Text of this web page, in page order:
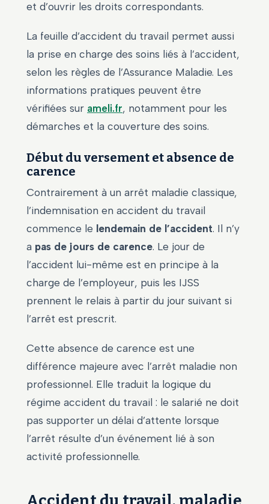
et d’ouvrir les droits correspondants.
La feuille d’accident du travail permet aussi
la prise en charge des soins liés à l’accident,
selon les règles de l’Assurance Maladie. Les
informations pratiques peuvent être
vérifiées sur ameli.fr, notamment pour les
démarches et la couverture des soins.
Début du versement et absence de
carence
Contrairement à un arrêt maladie classique,
l’indemnisation en accident du travail
commence le lendemain de l’accident. Il n’y
a pas de jours de carence. Le jour de
l’accident lui-même est en principe à la
charge de l’employeur, puis les IJSS
prennent le relais à partir du jour suivant si
l’arrêt est prescrit.
Cette absence de carence est une
différence majeure avec l’arrêt maladie non
professionnel. Elle traduit la logique du
régime accident du travail : le salarié ne doit
pas supporter un délai d’attente lorsque
l’arrêt résulte d’un événement lié à son
activité professionnelle.